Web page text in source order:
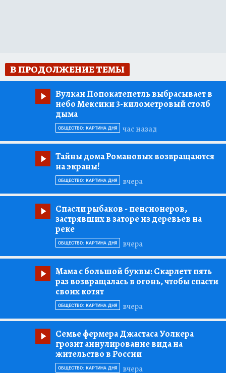
В ПРОДОЛЖЕНИЕ ТЕМЫ
Вулкан Попокатепетль выбрасывает в
небо Мексики 3-километровый столб
дыма
час назад
ОБЩЕСТВО: КАРТИНА ДНЯ
Тайны дома Романовых возвращаются
на экраны!
вчера
ОБЩЕСТВО: КАРТИНА ДНЯ
Спасли рыбаков - пенсионеров,
застрявших в заторе из деревьев на
реке
вчера
ОБЩЕСТВО: КАРТИНА ДНЯ
Мама с большой буквы:Скарлетт пять
раз возвращалась в огонь, чтобы спасти
своих котят
вчера
ОБЩЕСТВО: КАРТИНА ДНЯ
Семье фермера Джастаса Уолкера
грозит аннулирование вида на
жительство в России
вчера
ОБЩЕСТВО: КАРТИНА ДНЯ